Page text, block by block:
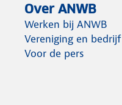
Over ANWB
Werken bij ANWB
Vereniging en bedrijf
Voor de pers